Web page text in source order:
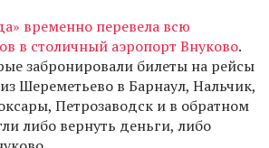
временно перевела всю
в столичный аэропорт Внуково.
забронировали билеты на рейсы
Шереметьево в Барнаул, Нальчик,
Петрозаводск и в обратном
либо вернуть деньги, либо